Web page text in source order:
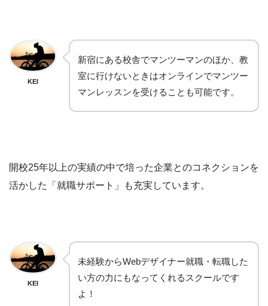
KEI
新宿にある校舎でマンツーマンのほか、教
室に行けないときはオンラインでマンツー
マンレッスンを受けることも可能です。
開校25年以上の実績の中で培った企業とのコネクションを
活かした「就職サポート」も充実しています。
KEI
未経験からWebデザイナー就職・転職した
い方の力にもなってくれるスクールです
よ！